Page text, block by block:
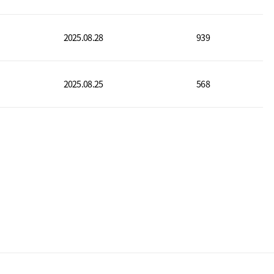
2025.08.28 939
2025.08.25 568